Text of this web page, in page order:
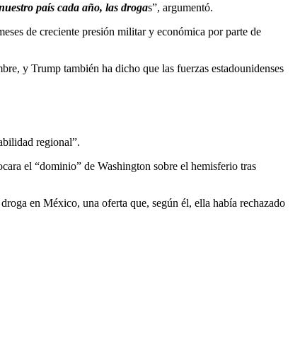
país cada año, las drogas”, argumentó.
de creciente presión militar y económica por parte de
y Trump también ha dicho que las fuerzas estadounidenses
regional”.
el “dominio” de Washington sobre el hemisferio tras
en México, una oferta que, según él, ella había rechazado